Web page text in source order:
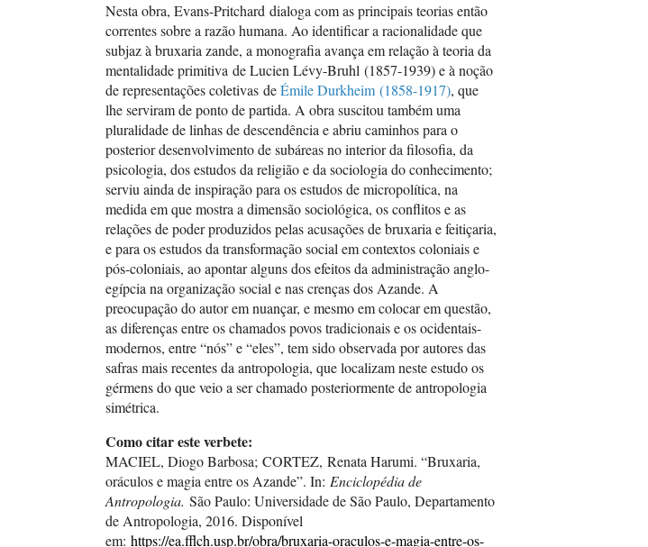
Nesta obra, Evans-Pritchard dialoga com as principais teorias então
correntes sobre a razão humana. Ao identificar a racionalidade que
subjaz à bruxaria zande, a monografia avança em relação à teoria da
mentalidade primitiva de Lucien Lévy-Bruhl (1857-1939) e à noção
de representações coletivas deÉmile Durkheim (1858-1917), que
lhe serviram de ponto de partida. A obra suscitou também uma
pluralidade de linhas de descendência e abriu caminhos para o
posterior desenvolvimento de subáreas no interior da filosofia, da
psicologia, dos estudos da religião e da sociologia do conhecimento;
serviu ainda de inspiração para os estudos de micropolítica, na
medida em que mostra a dimensão sociológica, os conflitos e as
relações de poder produzidos pelas acusações de bruxaria e feitiçaria,
e para os estudos da transformação social em contextos coloniais e
pós-coloniais, ao apontar alguns dos efeitos da administração anglo-
egípcia na organização social e nas crenças dos Azande. A
preocupação do autor em nuançar, e mesmo em colocar em questão,
as diferenças entre os chamados povos tradicionais e os ocidentais-
modernos, entre “nós” e “eles”, tem sido observada por autores das
safras mais recentes da antropologia, que localizam neste estudo os
gérmens do que veio a ser chamado posteriormente de antropologia
simétrica.
Como citar este verbete:
MACIEL, Diogo Barbosa; CORTEZ, Renata Harumi. “Bruxaria,
oráculos e magia entre os Azande”. In: Enciclopédia de
Antropologia. São Paulo: Universidade de São Paulo, Departamento
de Antropologia, 2016. Disponível
em: https://ea.fflch.usp.br/obra/bruxaria-oraculos-e-magia-entre-os-